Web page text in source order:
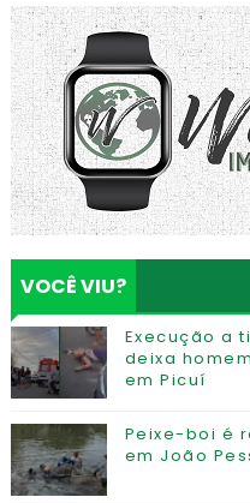
VOCÊ VIU?
Execução a
deixa
em Picuí
Peixe-boi é
em João